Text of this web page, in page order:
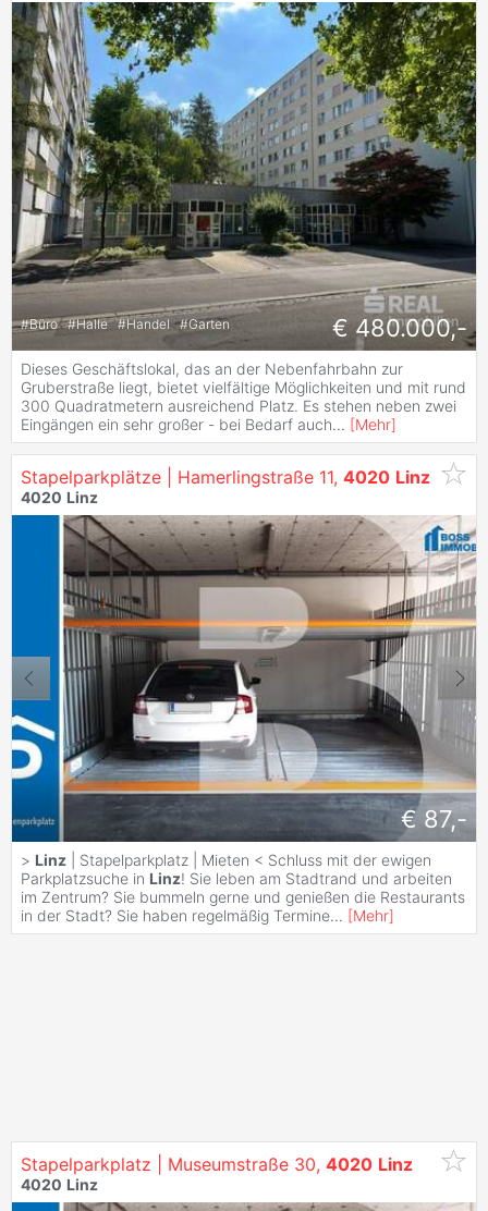
#Büro #Halle #Handel #Garten € 480.000,-
Dieses Geschäftslokal, das an der Nebenfahrbahn zur
Gruberstraße liegt, bietet vielfältige Möglichkeiten und mit rund
300 Quadratmetern ausreichend Platz. Es stehen neben zwei
Eingängen ein sehr großer - bei Bedarf auch... [Mehr]
Stapelparkplätze | Hamerlingstraße 11, 4020 Linz
4020 Linz
€ 87,-
> Linz | Stapelparkplatz | Mieten < Schluss mit der ewigen
Parkplatzsuche in Linz! Sie leben am Stadtrand und arbeiten
im Zentrum? Sie bummeln gerne und genießen die Restaurants
in der Stadt? Sie haben regelmäßig Termine... [Mehr]
Stapelparkplatz | Museumstraße 30, 4020 Linz
4020 Linz